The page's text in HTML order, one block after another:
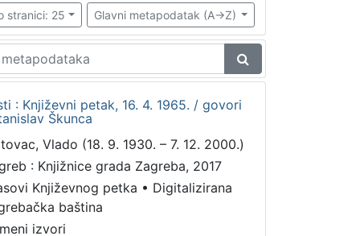
stranici: 25 Glavni metapodatak (A->Z)
: Književni petak, 16. 4. 1965. / govori
Škunca
Vlado (18. 9. 1930. – 7. 12. 2000.)
: Knjižnice grada Zagreba, 2017
Književnog petka • Digitalizirana
baština
izvori